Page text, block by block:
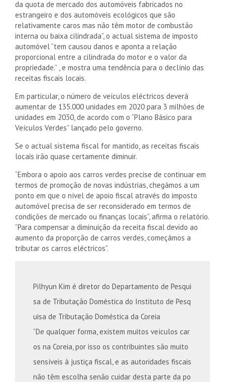
da quota de mercado dos automóveis fabricados no
estrangeiro e dos automóveis ecológicos que são
relativamente caros mas não têm motor de combustão
interna ou baixa cilindrada”, o actual sistema de imposto
automóvel “tem causou danos e aponta a relação
proporcional entre a cilindrada do motor e o valor da
propriedade.” , e mostra uma tendência para o declínio das
receitas fiscais locais.
Em particular, o número de veículos eléctricos deverá
aumentar de 135.000 unidades em 2020 para 3 milhões de
unidades em 2030, de acordo com o “Plano Básico para
Veículos Verdes” lançado pelo governo.
Se o actual sistema fiscal for mantido, as receitas fiscais
locais irão quase certamente diminuir.
“Embora o apoio aos carros verdes precise de continuar em
termos de promoção de novas indústrias, chegámos a um
ponto em que o nível de apoio fiscal através do imposto
automóvel precisa de ser reconsiderado em termos de
condições de mercado ou finanças locais”, afirma o relatório.
“Para compensar a diminuição da receita fiscal devido ao
aumento da proporção de carros verdes, começámos a
tributar os carros eléctricos”.
Pilhyun Kim é diretor do Departamento de Pesqui
sa de Tributação Doméstica do Instituto de Pesq
uisa de Tributação Doméstica da Coreia
“De qualquer forma, existem muitos veículos car
os na Coreia, por isso os contribuintes são muito
sensíveis à justiça fiscal, e as autoridades fiscais
não têm escolha senão cuidar desta parte da po